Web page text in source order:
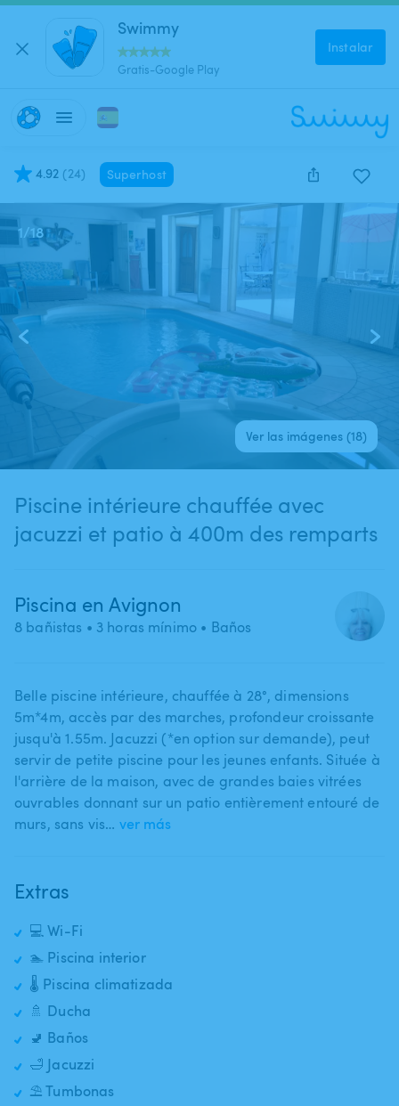
Swimmy
Gratis-Google Play
Instalar
4.92 (24) Superhost
1/18
Ver las imágenes (18)
Piscine intérieure chauffée avec
jacuzzi et patio à 400m des remparts
Piscina en Avignon
8 bañistas • 3 horas mínimo • Baños
Belle piscine intérieure​​,​​ chauffée à 28°​,​​ dimensions
5m*4m​,​ accès par des marches​,​ profondeur croissante
jusqu'à 1.55m. Jacuzzi (*en option sur demande)​,​ peut
servir de petite piscine pour les jeunes enfants. Située à
l'arrière de la maison​​,​​ avec de grandes baies vitrées
ouvrables donnant sur un patio entièrement entouré de
murs​,​ sans vis… ver más
Extras
💻 Wi-Fi
🏊 Piscina interior
🌡️ Piscina climatizada
🚿 Ducha
🚽 Baños
🛁 Jacuzzi
⛱️ Tumbonas